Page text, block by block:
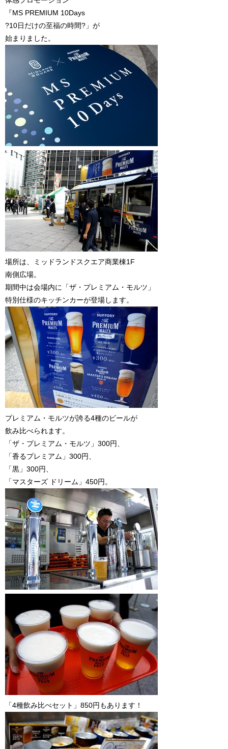
『MS PREMIUM 10Days
?10日だけの至福の時間?」が
始まりました。
場所は、ミッドランドスクエア商業棟1F
南側広場。
期間中は会場内に「ザ・プレミアム・モルツ」
特別仕様のキッチンカーが登場します。
プレミアム・モルツが誇る4種のビールが
飲み比べられます。
「ザ・プレミアム・モルツ」300円、
「香るプレミアム」300円、
「黒」300円、
「マスターズ ドリーム」450円。
「4種飲み比べセット」850円もあります！